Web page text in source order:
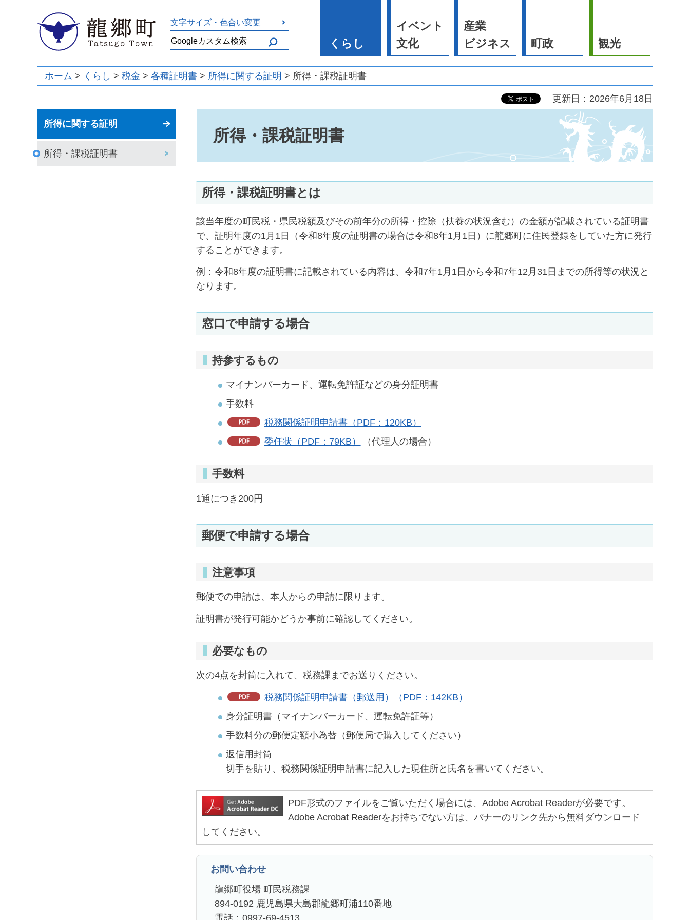
龍郷町 文字サイズ・色合い変更
くらし
イベント
文化
産業
ビジネス
町政 観光
ホーム > くらし > 税金 > 各種証明書 > 所得に関する証明 > 所得・課税証明書
更新日：2026年6月18日
所得に関する証明
所得・課税証明書
所得・課税証明書
所得・課税証明書とは
該当年度の町民税・県民税額及びその前年分の所得・控除（扶養の状況含む）の金額が記載されている証明書
で、証明年度の1月1日（令和8年度の証明書の場合は令和8年1月1日）に龍郷町に住民登録をしていた方に発行
することができます。
例：令和8年度の証明書に記載されている内容は、令和7年1月1日から令和7年12月31日までの所得等の状況と
なります。
窓口で申請する場合
持参するもの
マイナンバーカード、運転免許証などの身分証明書
手数料
税務関係証明申請書（PDF：120KB）
委任状（PDF：79KB）
（代理人の場合）
手数料
1通につき200円
郵便で申請する場合
注意事項
郵便での申請は、本人からの申請に限ります。
証明書が発行可能かどうか事前に確認してください。
必要なもの
次の4点を封筒に入れて、税務課までお送りください。
税務関係証明申請書（郵送用）（PDF：142KB）
身分証明書（マイナンバーカード、運転免許証等）
手数料分の郵便定額小為替（郵便局で購入してください）
返信用封筒
切手を貼り、税務関係証明申請書に記入した現住所と氏名を書いてください。
PDF形式のファイルをご覧いただく場合には、Adobe Acrobat Readerが必要です。
Adobe Acrobat Readerをお持ちでない方は、バナーのリンク先から無料ダウンロード
してください。
お問い合わせ
龍郷町役場 町民税務課
894-0192 鹿児島県大島郡龍郷町浦110番地
電話：0997-69-4513